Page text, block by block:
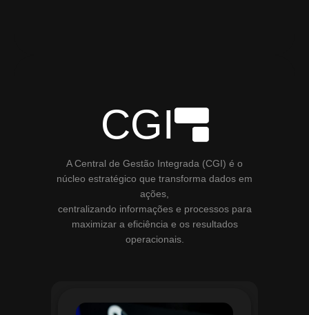
CGI
A Central de Gestão Integrada (CGI) é o
núcleo estratégico que transforma dados em
ações,
centralizando informações e processos para
maximizar a eficiência e os resultados
operacionais.